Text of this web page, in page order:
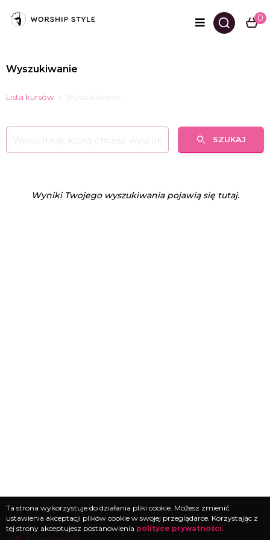
0
Wyszukiwanie
Lista kursów Wyszukiwanie
SZUKAJ
Wyniki Twojego wyszukiwania pojawią się tutaj.
Ta strona wykorzystuje do działania pliki cookie. Możesz zmienić
ustawienia akceptacji plików cookie w swojej przeglądarce. Korzystając z
tej strony akceptujesz postanowienia polityce prywatności.